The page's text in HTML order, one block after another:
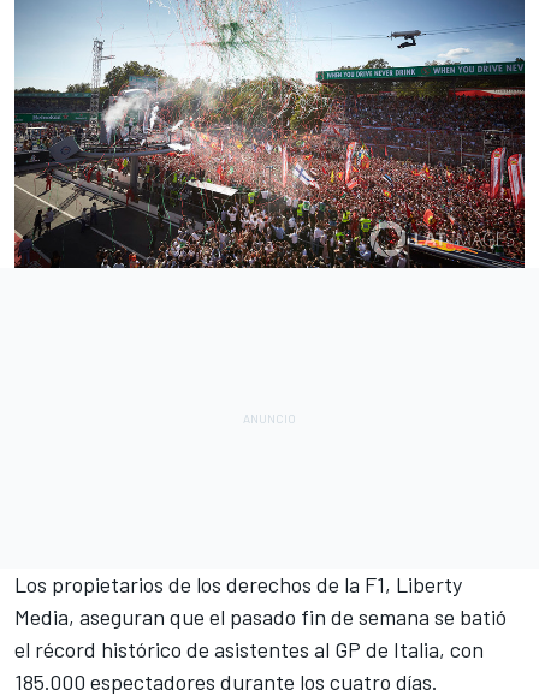
Los propietarios de los derechos de la F1, Liberty
Media, aseguran que el pasado fin de semana se batió
el récord histórico de asistentes al GP de Italia, con
185.000 espectadores durante los cuatro días.